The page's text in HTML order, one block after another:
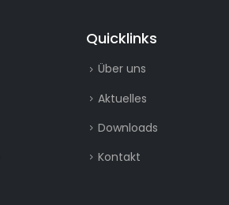
Quicklinks
Über uns
Aktuelles
Downloads
Kontakt